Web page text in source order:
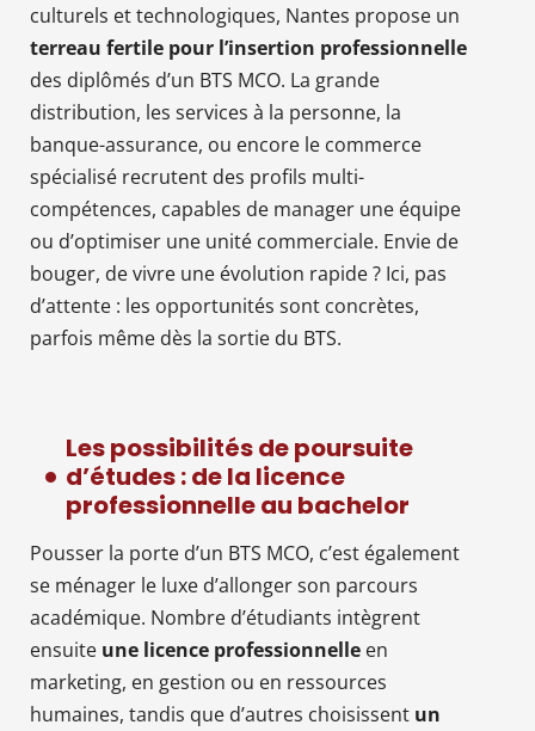
culturels et technologiques, Nantes propose un
terreau fertile pour l’insertion professionnelle
des diplômés d’un BTS MCO. La grande
distribution, les services à la personne, la
banque-assurance, ou encore le commerce
spécialisé recrutent des profils multi-
compétences, capables de manager une équipe
ou d’optimiser une unité commerciale. Envie de
bouger, de vivre une évolution rapide ? Ici, pas
d’attente : les opportunités sont concrètes,
parfois même dès la sortie du BTS.
Les possibilités de poursuite
d’études : de la licence
professionnelle au bachelor
Pousser la porte d’un BTS MCO, c’est également
se ménager le luxe d’allonger son parcours
académique. Nombre d’étudiants intègrent
ensuite une licence professionnelle en
marketing, en gestion ou en ressources
humaines, tandis que d’autres choisissent un